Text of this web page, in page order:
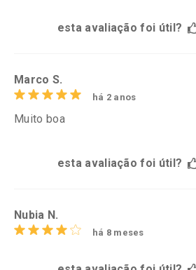
esta avaliação foi útil?
Marco S.
há 2 anos
Muito boa
esta avaliação foi útil?
Nubia N.
há 8 meses